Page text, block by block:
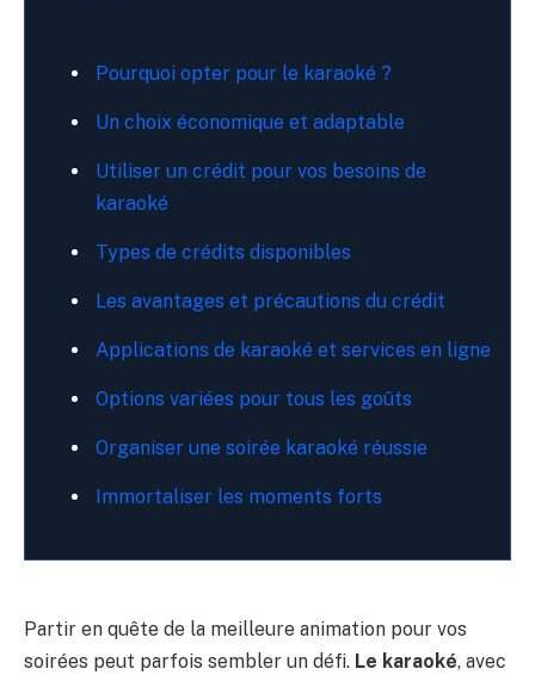
Pourquoi opter pour le karaoké ?
Un choix économique et adaptable
Utiliser un crédit pour vos besoins de
karaoké
Types de crédits disponibles
Les avantages et précautions du crédit
Applications de karaoké et services en ligne
Options variées pour tous les goûts
Organiser une soirée karaoké réussie
Immortaliser les moments forts
Partir en quête de la meilleure animation pour vos
soirées peut parfois sembler un défi. Le karaoké, avec